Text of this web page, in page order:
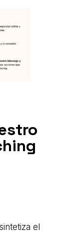
el